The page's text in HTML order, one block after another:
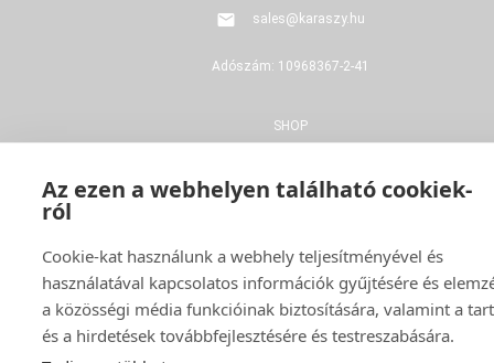
sales@karaszy.hu
Adószám: 10968367-2-41
SHOP
ADATVÉDELMI NYILATKOZAT
ÁSZF
Az ezen a webhelyen található cookiek-
ról
Cookie-kat használunk a webhely teljesítményével és
használatával kapcsolatos információk gyűjtésére és
a közösségi média funkcióinak biztosítására, valamint a
és a hirdetések továbbfejlesztésére és testreszabására.